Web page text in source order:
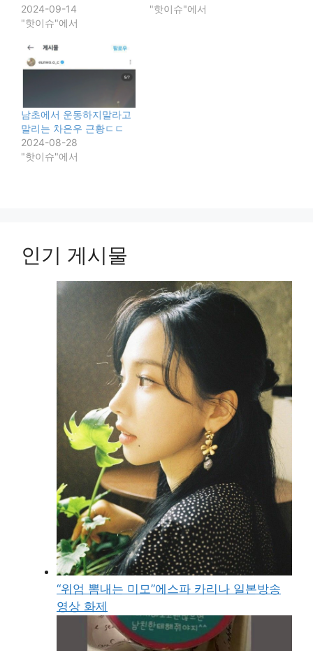
2024-09-14
"핫이슈"에서
"핫이슈"에서
남초에서 운동하지말라고
말리는 차은우 근황ㄷㄷ
2024-08-28
"핫이슈"에서
인기 게시물
“위엄 뽐내는 미모”에스파 카리나 일본방송
영상 화제